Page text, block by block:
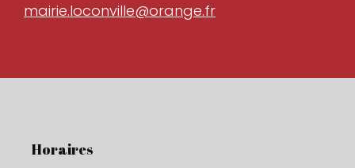
mairie.loconville@orange.fr
Horaires